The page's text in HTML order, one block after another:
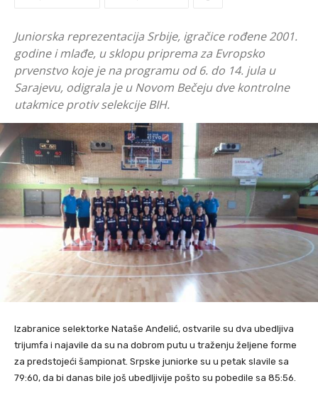
Juniorska reprezentacija Srbije, igračice rođene 2001.
godine i mlađe, u sklopu priprema za Evropsko
prvenstvo koje je na programu od 6. do 14. jula u
Sarajevu, odigrala je u Novom Bečeju dve kontrolne
utakmice protiv selekcije BIH.
Izabranice selektorke Nataše Anđelić, ostvarile su dva ubedljiva
trijumfa i najavile da su na dobrom putu u traženju željene forme
za predstojeći šampionat. Srpske juniorke su u petak slavile sa
79:60, da bi danas bile još ubedljivije pošto su pobedile sa 85:56.